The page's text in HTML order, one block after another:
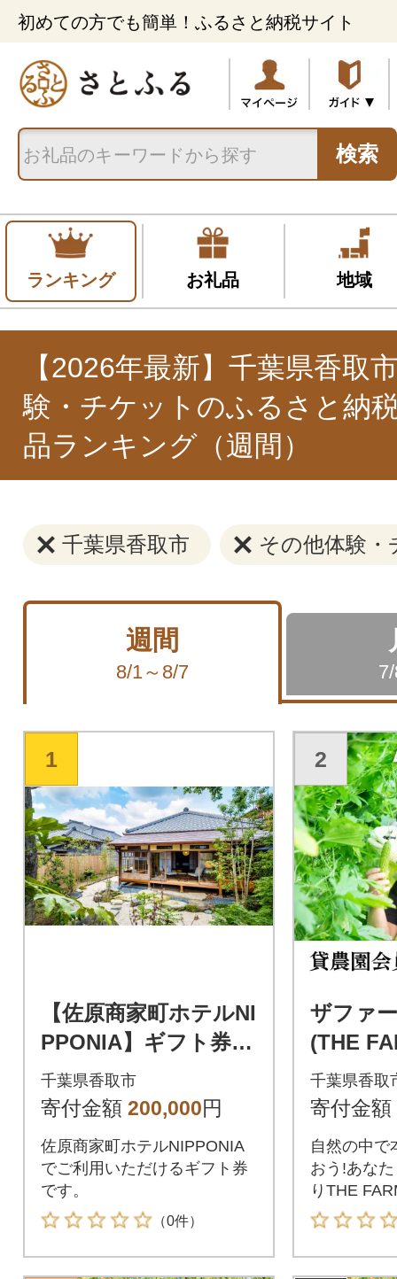
初めての方でも簡単！ふるさと納税サイト
検索
ランキング お礼品 地域
【2026年最新】千葉県香取
験・チケットのふるさと納
品ランキング（週間）
千葉県香取市 その他体験・
週間
8/1～8/7
1
【佐原商家町ホテルNI
PPONIA】ギフト券 6
0,000円分
千葉県香取市
寄付金額 200,000円
佐原商家町ホテルNIPPONIA
でご利用いただけるギフト券
です。
（0件）
2
ザファ
(THE
R) 1年
千葉県香取
寄付金額
自然の中で
おう!あな
りTHE
か。